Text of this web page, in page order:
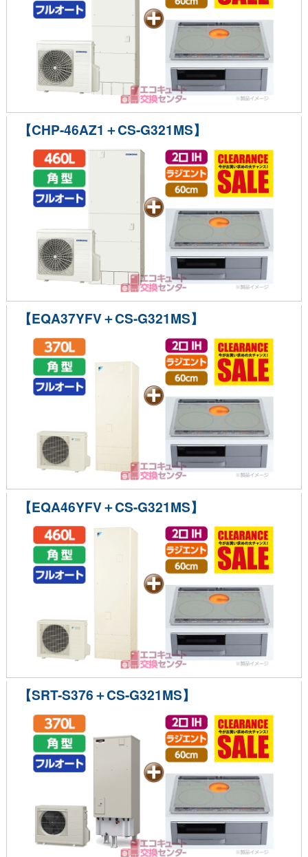
【CHP-46AZ1＋CS-G321MS】
【EQA37YFV＋CS-G321MS】
【EQA46YFV＋CS-G321MS】
【SRT-S376＋CS-G321MS】